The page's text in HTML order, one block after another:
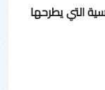
التي يطرحها